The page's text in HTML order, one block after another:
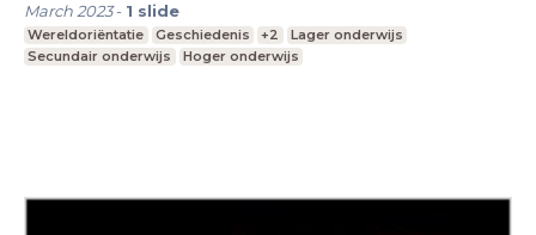
March 2023- 1 slide
Wereldoriëntatie Geschiedenis +2
Lager onderwijs
Secundair onderwijs
Hoger onderwijs